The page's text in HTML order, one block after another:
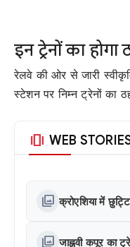
इन ट्रेनों का होगा
रेलवे की ओर से जारी
स्टेशन पर निम्न ट्रेनों का
amp_stories WEB
photo_library क्रोएशिया में
photo_library जाह्नवी कपूर का